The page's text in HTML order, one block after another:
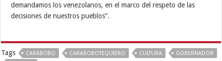
demandamos los venezolanos, en el marco del respeto de las
decisiones de nuestros pueblos”.
Tags CARABOBO CARABOBOTEQUIERO CULTURA
GOBERNADOR